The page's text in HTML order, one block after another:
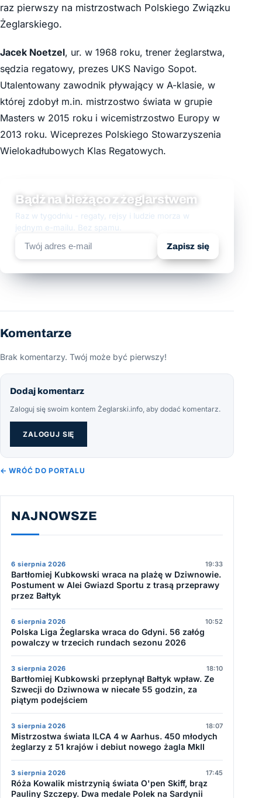
raz pierwszy na mistrzostwach Polskiego Związku
Żeglarskiego.
Jacek Noetzel, ur. w 1968 roku, trener żeglarstwa,
sędzia regatowy, prezes UKS Navigo Sopot.
Utalentowany zawodnik pływający w A-klasie, w
której zdobył m.in. mistrzostwo świata w grupie
Masters w 2015 roku i wicemistrzostwo Europy w
2013 roku. Wiceprezes Polskiego Stowarzyszenia
Wielokadłubowych Klas Regatowych.
Bądź na bieżąco z żeglarstwem
Raz w tygodniu - regaty, rejsy i ludzie morza w
jednym e-mailu. Bez spamu.
Zapisz się
Komentarze
Brak komentarzy. Twój może być pierwszy!
Dodaj komentarz
Zaloguj się swoim kontem Żeglarski.info, aby dodać komentarz.
ZALOGUJ SIĘ
← WRÓĆ DO PORTALU
NAJNOWSZE
6 sierpnia 2026 19:33
Bartłomiej Kubkowski wraca na plażę w Dziwnowie.
Postument w Alei Gwiazd Sportu z trasą przeprawy
przez Bałtyk
6 sierpnia 2026 10:52
Polska Liga Żeglarska wraca do Gdyni. 56 załóg
powalczy w trzecich rundach sezonu 2026
3 sierpnia 2026 18:10
Bartłomiej Kubkowski przepłynął Bałtyk wpław. Ze
Szwecji do Dziwnowa w niecałe 55 godzin, za
piątym podejściem
3 sierpnia 2026 18:07
Mistrzostwa świata ILCA 4 w Aarhus. 450 młodych
żeglarzy z 51 krajów i debiut nowego żagla MkII
3 sierpnia 2026 17:45
Róża Kowalik mistrzynią świata O'pen Skiff, brąz
Pauliny Szczepy. Dwa medale Polek na Sardynii